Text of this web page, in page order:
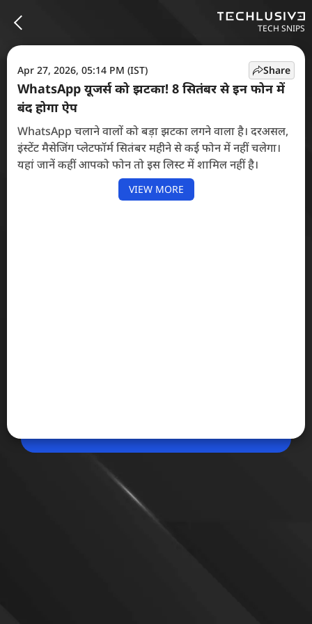
TECH SNIPS
Apr 27, 2026, 05:14 PM (IST)
WhatsApp यूजर्स को झटका! 8 सितंबर से इन फोन में
बंद होगा ऐप
WhatsApp चलाने वालों को बड़ा झटका लगने वाला है। दरअसल,
इंस्टेंट मैसेजिंग प्लेटफॉर्म सितंबर महीने से कई फोन में नहीं चलेगा।
यहां जानें कहीं आपको फोन तो इस लिस्ट में शामिल नहीं है।
VIEW MORE
Share
Apr 27, 2026, 01:17 PM (IST)
Jio लाया Gen z स्पेशल प्लान, Snapchat+ मिलेगा
Jio कंपनी ने नए यूजर्स को टार्गेट करना शुरू कर दिया है। कंपनी ने
Share